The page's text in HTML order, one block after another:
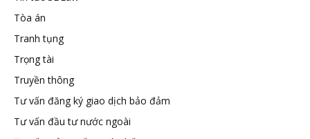
Tòa án
Tranh tụng
Trọng tài
Truyền thông
Tư vấn đăng ký giao dịch bảo đảm
Tư vấn đầu tư nước ngoài